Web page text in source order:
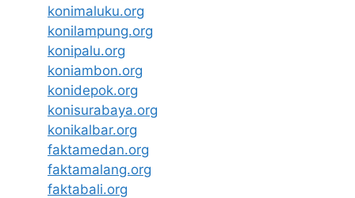
konimaluku.org
konilampung.org
konipalu.org
koniambon.org
konidepok.org
konisurabaya.org
konikalbar.org
faktamedan.org
faktamalang.org
faktabali.org